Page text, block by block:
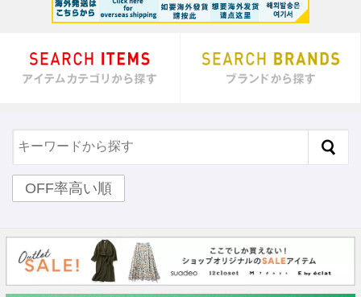
OFF率高い順